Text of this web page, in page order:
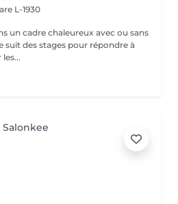
L-1930
un cadre chaleureux avec ou sans
suit des stages pour répondre à